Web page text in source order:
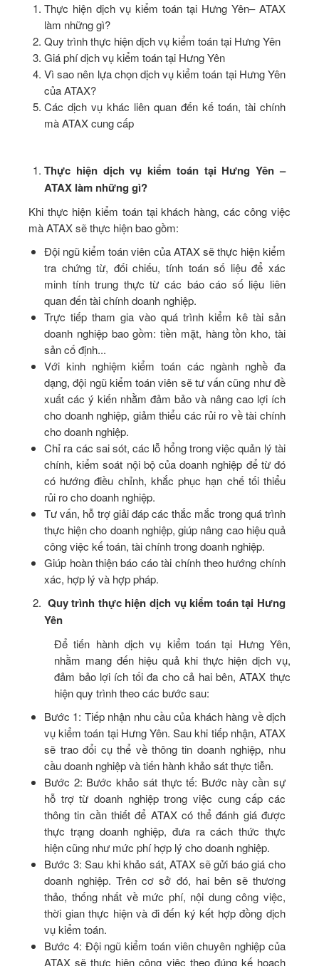
Thực hiện dịch vụ kiểm toán tại Hưng Yên– ATAX
làm những gì?
Quy trình thực hiện dịch vụ kiểm toán tại Hưng Yên
Giá phí dịch vụ kiểm toán tại Hưng Yên
Vì sao nên lựa chọn dịch vụ kiểm toán tại Hưng Yên
của ATAX?
Các dịch vụ khác liên quan đến kế toán, tài chính
mà ATAX cung cấp
Thực hiện dịch vụ kiểm toán tại Hưng Yên –
ATAX làm những gì?
Khi thực hiện kiểm toán tại khách hàng, các công việc
mà ATAX sẽ thực hiện bao gồm:
Đội ngũ kiểm toán viên của ATAX sẽ thực hiện kiểm
tra chứng từ, đối chiếu, tính toán số liệu để xác
minh tính trung thực từ các báo cáo số liệu liên
quan đến tài chính doanh nghiệp.
Trực tiếp tham gia vào quá trình kiểm kê tài sản
doanh nghiệp bao gồm: tiền mặt, hàng tồn kho, tài
sản cố định...
Với kinh nghiệm kiểm toán các ngành nghề đa
dạng, đội ngũ kiểm toán viên sẽ tư vấn cũng như đề
xuất các ý kiến nhằm đảm bảo và nâng cao lợi ích
cho doanh nghiệp, giảm thiểu các rủi ro về tài chính
cho doanh nghiệp.
Chỉ ra các sai sót, các lỗ hổng trong việc quản lý tài
chính, kiểm soát nội bộ của doanh nghiệp để từ đó
có hướng điều chỉnh, khắc phục hạn chế tối thiểu
rủi ro cho doanh nghiệp.
Tư vấn, hỗ trợ giải đáp các thắc mắc trong quá trình
thực hiện cho doanh nghiệp, giúp nâng cao hiệu quả
công việc kế toán, tài chính trong doanh nghiệp.
Giúp hoàn thiện báo cáo tài chính theo hướng chính
xác, hợp lý và hợp pháp.
Quy trình thực hiện dịch vụ kiểm toán tại Hưng
Yên
Để tiến hành dịch vụ kiểm toán tại Hưng Yên,
nhằm mang đến hiệu quả khi thực hiện dịch vụ,
đảm bảo lợi ích tối đa cho cả hai bên, ATAX thực
hiện quy trình theo các bước sau:
Bước 1: Tiếp nhận nhu cầu của khách hàng về dịch
vụ kiểm toán tại Hưng Yên. Sau khi tiếp nhận, ATAX
sẽ trao đổi cụ thể về thông tin doanh nghiệp, nhu
cầu doanh nghiệp và tiến hành khảo sát thực tiễn.
Bước 2: Bước khảo sát thực tế: Bước này cần sự
hỗ trợ từ doanh nghiệp trong việc cung cấp các
thông tin cần thiết để ATAX có thể đánh giá được
thực trạng doanh nghiệp, đưa ra cách thức thực
hiện cũng như mức phí hợp lý cho doanh nghiệp.
Bước 3: Sau khi khảo sát, ATAX sẽ gửi báo giá cho
doanh nghiệp. Trên cơ sở đó, hai bên sẽ thương
thảo, thống nhất về mức phí, nội dung công việc,
thời gian thực hiện và đi đến ký kết hợp đồng dịch
vụ kiểm toán.
Bước 4: Đội ngũ kiểm toán viên chuyên nghiệp của
ATAX sẽ thực hiện công việc theo đúng kế hoạch